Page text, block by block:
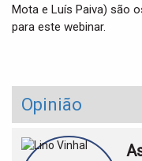
Mota e Luís Paiva) são
para este webinar.
Opinião